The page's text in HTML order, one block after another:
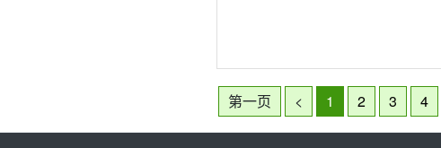
第一页 < 1 2 3 4